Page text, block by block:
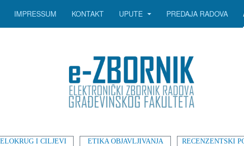
I CILJEVI ETIKA OBJAVLJIVANJA RECENZENTSKI
IMPRESSUM KONTAKT UPUTE PREDAJA RADOVA